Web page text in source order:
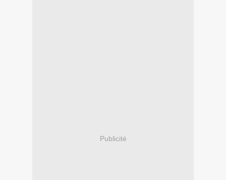
Publicité